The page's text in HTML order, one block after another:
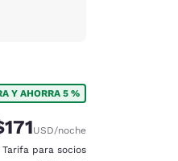
Y AHORRA 5 %
tachado:con descuento:
USD/noche
Tarifa para socios